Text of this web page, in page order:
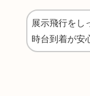
展示飛行をし
時台到着が安